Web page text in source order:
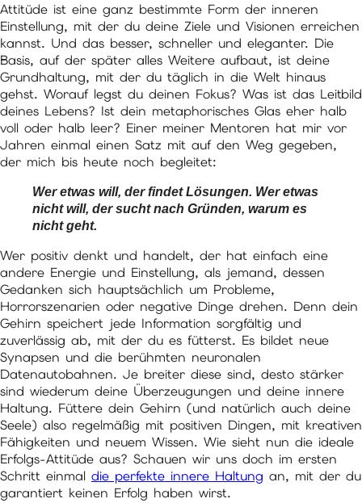
Attitüde ist eine ganz bestimmte Form der inneren
Einstellung, mit der du deine Ziele und Visionen erreichen
kannst. Und das besser, schneller und eleganter. Die
Basis, auf der später alles Weitere aufbaut, ist deine
Grundhaltung, mit der du täglich in die Welt hinaus
gehst. Worauf legst du deinen Fokus? Was ist das Leitbild
deines Lebens? Ist dein metaphorisches Glas eher halb
voll oder halb leer? Einer meiner Mentoren hat mir vor
Jahren einmal einen Satz mit auf den Weg gegeben,
der mich bis heute noch begleitet:
Wer etwas will, der findet Lösungen. Wer etwas
nicht will, der sucht nach Gründen, warum es
nicht geht.
Wer positiv denkt und handelt, der hat einfach eine
andere Energie und Einstellung, als jemand, dessen
Gedanken sich hauptsächlich um Probleme,
Horrorszenarien oder negative Dinge drehen. Denn dein
Gehirn speichert jede Information sorgfältig und
zuverlässig ab, mit der du es fütterst. Es bildet neue
Synapsen und die berühmten neuronalen
Datenautobahnen. Je breiter diese sind, desto stärker
sind wiederum deine Überzeugungen und deine innere
Haltung. Füttere dein Gehirn (und natürlich auch deine
Seele) also regelmäßig mit positiven Dingen, mit kreativen
Fähigkeiten und neuem Wissen. Wie sieht nun die ideale
Erfolgs-Attitüde aus? Schauen wir uns doch im ersten
Schritt einmal die perfekte innere Haltung an, mit der du
garantiert keinen Erfolg haben wirst.